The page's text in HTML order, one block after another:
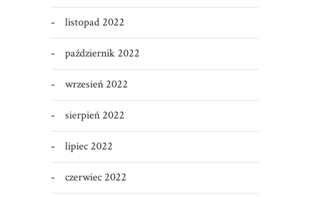
listopad 2022
październik 2022
wrzesień 2022
sierpień 2022
lipiec 2022
czerwiec 2022